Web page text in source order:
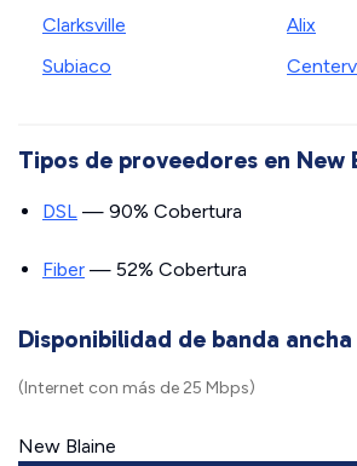
Clarksville
Subiaco
Alix
Tipos de proveedores en New
DSL — 90% Cobertura
Fiber — 52% Cobertura
Disponibilidad de banda ancha
(Internet con más de 25 Mbps)
New Blaine